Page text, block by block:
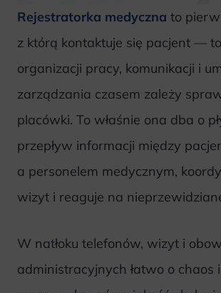
Rejestratorka medyczna to
z którą kontaktuje się pacjent —
organizacji pracy, komunikacji i
zarządzania czasem zależy
placówki. To właśnie ona dba o
przepływ informacji między
a personelem medycznym,
wizyt i reaguje na
W natłoku telefonów, wizyt i
administracyjnych łatwo o chaos